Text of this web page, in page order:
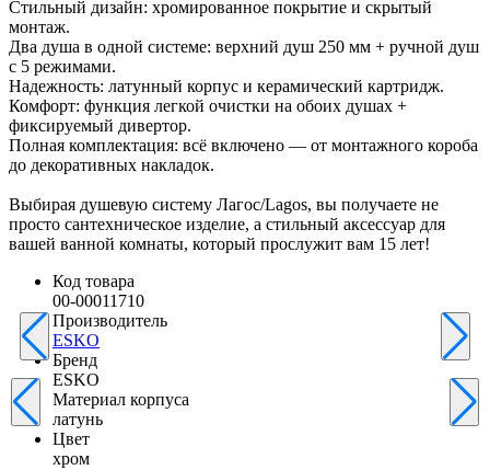
Стильный дизайн: хромированное покрытие и скрытый
монтаж.
Два душа в одной системе: верхний душ 250 мм + ручной душ
с 5 режимами.
Надежность: латунный корпус и керамический картридж.
Комфорт: функция легкой очистки на обоих душах +
фиксируемый дивертор.
Полная комплектация: всё включено — от монтажного короба
до декоративных накладок.
Выбирая душевую систему Лагос/Lagos, вы получаете не
просто сантехническое изделие, а стильный аксессуар для
вашей ванной комнаты, который прослужит вам 15 лет!
Код товара
00-00011710
Производитель
ESKO
Бренд
ESKO
Материал корпуса
латунь
Цвет
хром